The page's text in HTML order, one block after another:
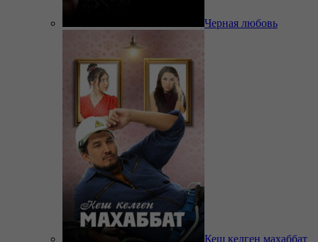
Черная любовь
Кеш келген махаббат